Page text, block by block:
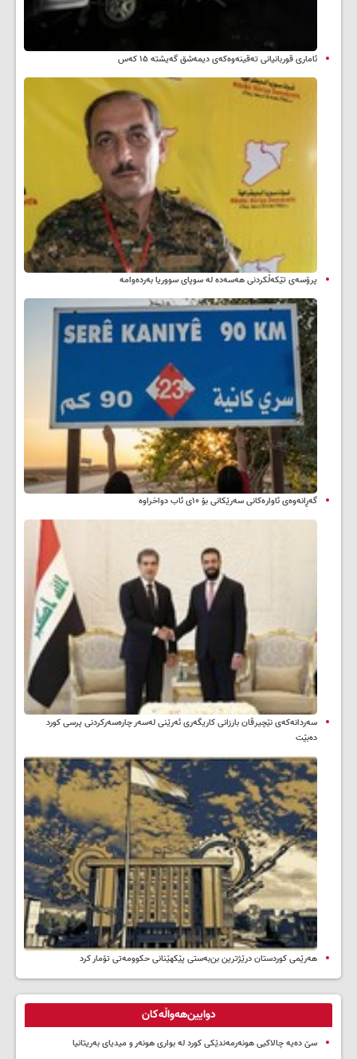
ئاماری قوربانیانی تەقینەوەکەی دیمەشق گەیشتە ۱۵ کەس
پرۆسەی تێکەڵکردنی هەسەدە لە سوپای سووریا بەردەوامە
گەڕانەوەی ئاوارەکانی سەرێکانی بۆ ۱۰ی ئاب دواخراوە
سه‌ردانه‌کەی نێچیرڤان بارزانی كاریگه‌ری ئه‌رێنی له‌سه‌ر چاره‌سه‌ركردنی پرسی كورد
ده‌بێت
هەرێمی کوردستان درێژترین بن‌بەستی پێکهێنانی حکوومەتی تۆمار کرد
دوایین‌هەواڵەکان
سێ دەیە چالاکیی هونەرمەندێکی کورد لە بواری هونەر و میدیای بەریتانیا